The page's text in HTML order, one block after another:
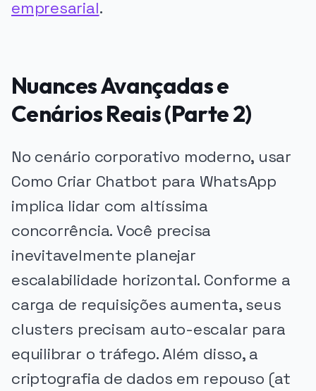
empresarial.
Nuances Avançadas e
Cenários Reais (Parte 2)
No cenário corporativo moderno, usar
Como Criar Chatbot para WhatsApp
implica lidar com altíssima
concorrência. Você precisa
inevitavelmente planejar
escalabilidade horizontal. Conforme a
carga de requisições aumenta, seus
clusters precisam auto-escalar para
equilibrar o tráfego. Além disso, a
criptografia de dados em repouso (at